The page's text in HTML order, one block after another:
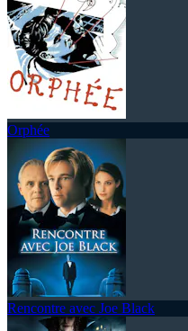
Orphée
Rencontre avec Joe Black